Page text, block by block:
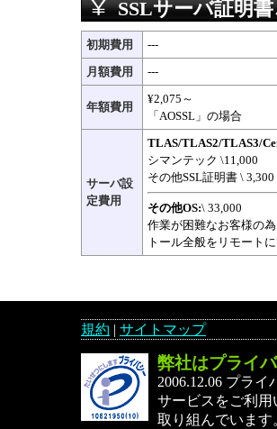
SSLサーバ証明
初期費用
---
月額費用
---
年額費用
¥2,075～
「AOSSL」の場合
サーバ設
定費用
TLAS/TLAS2/TLAS3/
シマンテック \11,000
その他SSL証明書 \ 3,300
その他OS:\ 33,000
作業が困難なお客様の
トール全般をリモート
規約 | サイトマップ
弊社はプライ
2006.12.06 プラ
サービスをご利
取り組んでいます